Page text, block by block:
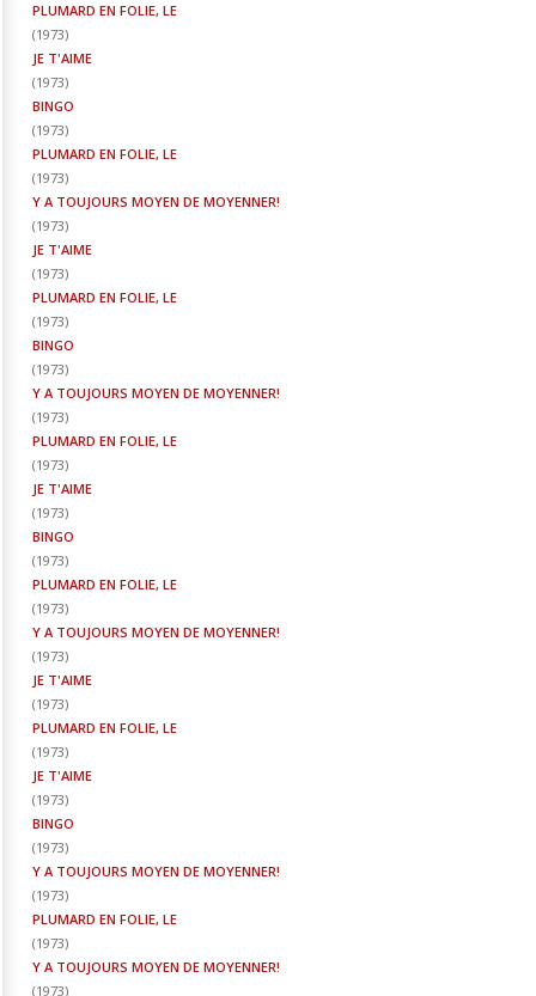
PLUMARD EN FOLIE, LE
(1973)
JE T'AIME
(1973)
BINGO
(1973)
PLUMARD EN FOLIE, LE
(1973)
Y A TOUJOURS MOYEN DE MOYENNER!
(1973)
JE T'AIME
(1973)
PLUMARD EN FOLIE, LE
(1973)
BINGO
(1973)
Y A TOUJOURS MOYEN DE MOYENNER!
(1973)
PLUMARD EN FOLIE, LE
(1973)
JE T'AIME
(1973)
BINGO
(1973)
PLUMARD EN FOLIE, LE
(1973)
Y A TOUJOURS MOYEN DE MOYENNER!
(1973)
JE T'AIME
(1973)
PLUMARD EN FOLIE, LE
(1973)
JE T'AIME
(1973)
BINGO
(1973)
Y A TOUJOURS MOYEN DE MOYENNER!
(1973)
PLUMARD EN FOLIE, LE
(1973)
Y A TOUJOURS MOYEN DE MOYENNER!
(1973)